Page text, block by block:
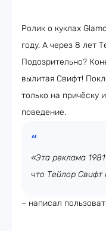
Ролик о куклах
году. А через 8 лет
Подозрительно?
вылитая Свифт!
только на причёску
поведение.
«Эта реклама
что Тейлор Свифт
– написал